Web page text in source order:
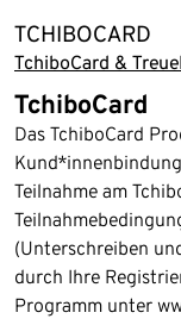
TCHIBOCARD
TchiboCard &
TchiboCard
Das TchiboCard
Teilnahme am
(Unterschreiben
durch Ihre
Programm unter